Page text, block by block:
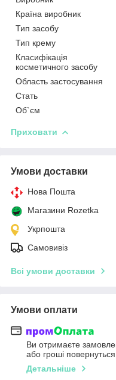
Країна виробник
Тип засобу
Тип крему
Класифікація
косметичного засобу
Область застосування
Стать
Об`єм
Приховати
Умови доставки
Нова Пошта
Магазини Rozetka
Укрпошта
Самовивіз
Всі умови доставки
Умови оплати
Ви отримаєте
або гроші
Детальніше